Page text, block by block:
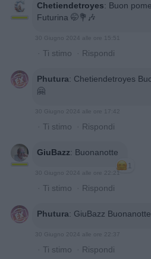
Chetiendetroyes: Buon
Futurina 🤭💐🎶
30 Giugno 2024 alle ore 15:51
· Ti stimo · Rispondi
Phutura: Chetiendetroyes
🤗
30 Giugno 2024 alle ore 17:42
· Ti stimo · Rispondi
GiuBazz: Buonanotte
1
30 Giugno 2024 alle ore 22:21
· Ti stimo · Rispondi
Phutura: GiuBazz
30 Giugno 2024 alle ore 22:37
· Ti stimo · Rispondi